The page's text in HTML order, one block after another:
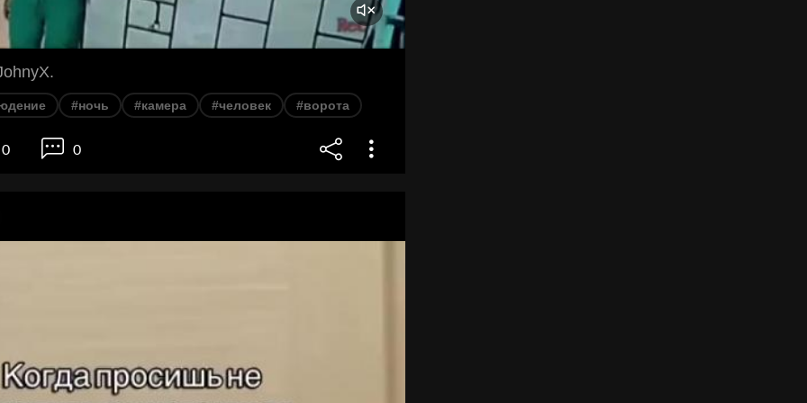
#ночь #камера #человек #ворота
0 0